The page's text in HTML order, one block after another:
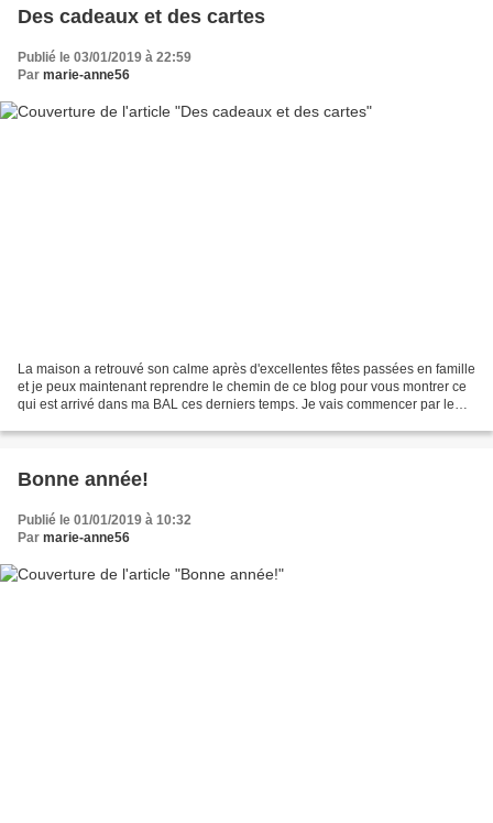
Des cadeaux et des cartes
Publié le 03/01/2019 à 22:59
Par marie-anne56
La maison a retrouvé son calme après d'excellentes fêtes passées en famille
et je peux maintenant reprendre le chemin de ce blog pour vous montrer ce
qui est arrivé dans ma BAL ces derniers temps. Je vais commencer par le
Bonne année!
Publié le 01/01/2019 à 10:32
Par marie-anne56